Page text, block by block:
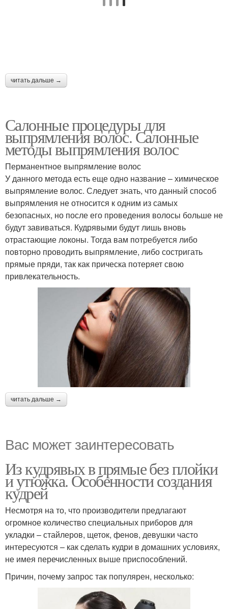
читать дальше →
Салонные процедуры для
выпрямления волос. Салонные
методы выпрямления волос
Перманентное выпрямление волос
У данного метода есть еще одно название – химическое
выпрямление волос. Следует знать, что данный способ
выпрямления не относится к одним из самых
безопасных, но после его проведения волосы больше не
будут завиваться. Кудрявыми будут лишь вновь
отрастающие локоны. Тогда вам потребуется либо
повторно проводить выпрямление, либо состригать
прямые пряди, так как прическа потеряет свою
привлекательность.
читать дальше →
Вас может заинтересовать
Из кудрявых в прямые без плойки
и утюжка. Особенности создания
кудрей
Несмотря на то, что производители предлагают
огромное количество специальных приборов для
укладки – стайлеров, щеток, фенов, девушки часто
интересуются – как сделать кудри в домашних условиях,
не имея перечисленных выше приспособлений.
Причин, почему запрос так популярен, несколько: